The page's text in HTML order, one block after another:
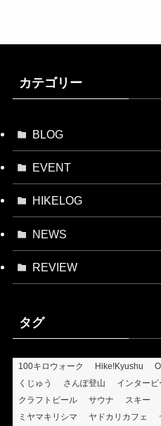
カテゴリー
BLOG
EVENT
HIKELOG
NEWS
REVIEW
タグ
100キロウォーク Hike!Kyushu
くじゅう
さんぽ登山 インター
クラフトビール
サウナ スキー
ミヤマキリシマ
ヤドカリカフェ